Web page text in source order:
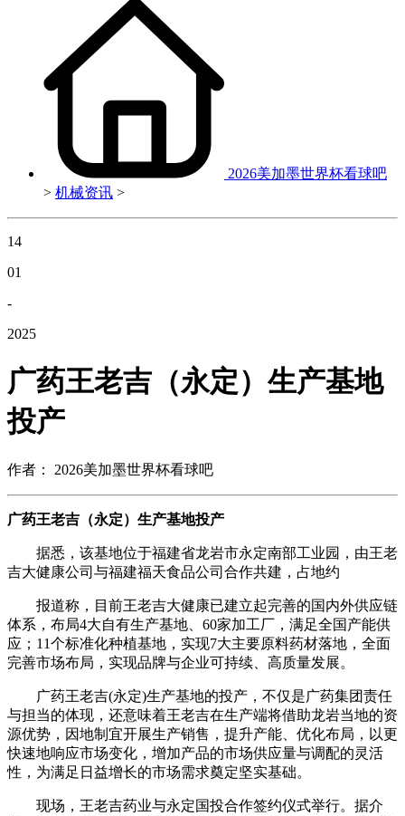
2026美加墨世界杯看球吧
> 机械资讯 >
14
01
-
2025
广药王老吉（永定）生产基地
投产
作者： 2026美加墨世界杯看球吧
广药王老吉（永定）生产基地投产
据悉，该基地位于福建省龙岩市永定南部工业园，由王老
吉大健康公司与福建福天食品公司合作共建，占地约
报道称，目前王老吉大健康已建立起完善的国内外供应链
体系，布局4大自有生产基地、60家加工厂，满足全国产能供
应；11个标准化种植基地，实现7大主要原料药材落地，全面
完善市场布局，实现品牌与企业可持续、高质量发展。
广药王老吉(永定)生产基地的投产，不仅是广药集团责任
与担当的体现，还意味着王老吉在生产端将借助龙岩当地的资
源优势，因地制宜开展生产销售，提升产能、优化布局，以更
快速地响应市场变化，增加产品的市场供应量与调配的灵活
性，为满足日益增长的市场需求奠定坚实基础。
现场，王老吉药业与永定国投合作签约仪式举行。据介